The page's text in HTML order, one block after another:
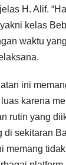
H. Alif.
kelas
waktu
ini
karena
rutin yang
di sekitaran
memang